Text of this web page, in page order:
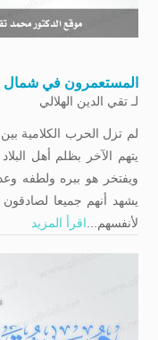
المستعمرون في شمال
لـتقي الدين الهلالي
لم تزل الحرب الكلامية بين
يتهم الآخر بظلم أهل
ويفتخر هو ببره ولطفه
يشهد أنهم جميعا
لأنفسهم...اقرأ المزيد